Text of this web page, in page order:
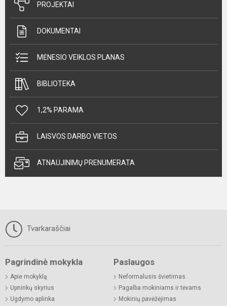
PROJEKTAI
DOKUMENTAI
MĖNESIO VEIKLOS PLANAS
BIBLIOTEKA
1,2% PARAMA
LAISVOS DARBO VIETOS
ATNAUJINIMŲ PRENUMERATA
Tvarkaraščiai
Pagrindinė mokykla
Apie mokyklą
Upninkų skyrius
Ugdymo aplinka
Paslaugos
Neformalusis švietimas
Pagalba mokiniams ir tėvams
Mokinių pavėžėjimas